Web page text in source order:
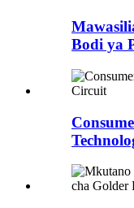
Bodi ya